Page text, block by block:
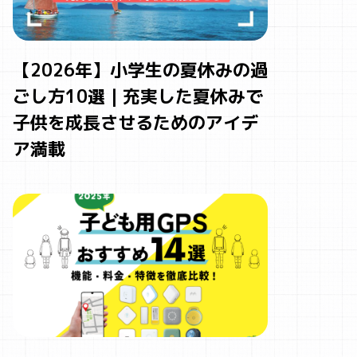
【2026年】小学生の夏休みの過
ごし方10選｜充実した夏休みで
子供を成長させるためのアイデ
ア満載